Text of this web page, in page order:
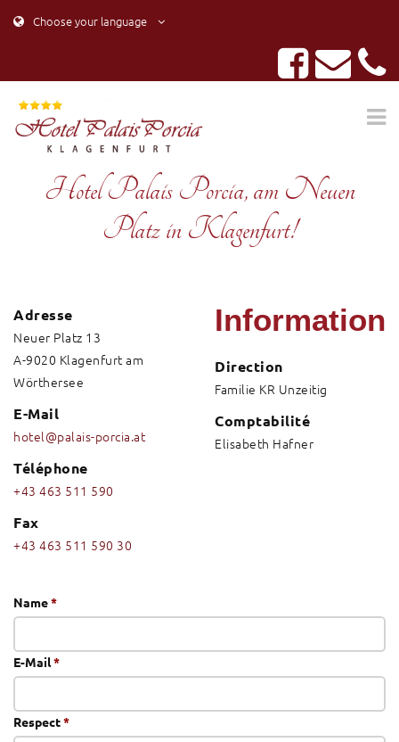
Choose your language
Hotel Palais Porcia, am Neuen
Platz in Klagenfurt!
Adresse
Neuer Platz 13
A-9020 Klagenfurt am
Wörthersee
E-Mail
hotel@palais-porcia.at
Téléphone
+43 463 511 590
Fax
+43 463 511 590 30
Information
Direction
Familie KR Unzeitig
Comptabilité
Elisabeth Hafner
Name*
E-Mail*
Respect*